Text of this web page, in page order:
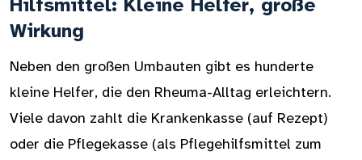
Hilfsmittel: Kleine Helfer, große
Wirkung
Neben den großen Umbauten gibt es hunderte
kleine Helfer, die den Rheuma-Alltag erleichtern.
Viele davon zahlt die Krankenkasse (auf Rezept)
oder die Pflegekasse (als Pflegehilfsmittel zum